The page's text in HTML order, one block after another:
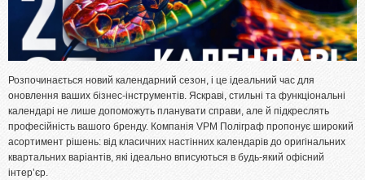
Розпочинається новий календарний сезон, і це ідеальний час для
оновлення ваших бізнес-інструментів. Яскраві, стильні та функціональні
календарі не лише допоможуть планувати справи, але й підкреслять
професійність вашого бренду. Компанія VPM Поліграф пропонує широкий
асортимент рішень: від класичних настінних календарів до оригінальних
квартальних варіантів, які ідеально вписуються в будь-який офісний
інтер’єр.